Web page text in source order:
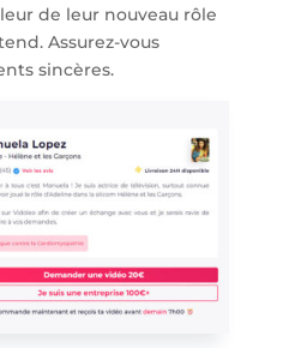
de leur nouveau rôle
Assurez-vous
sincères.